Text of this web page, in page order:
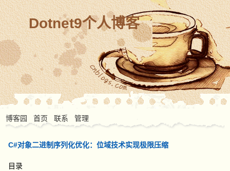
Dotnet9个人博客
博客园 首页 联系 管理
C#对象二进制序列化优化：位域技术实现极限压缩
目录